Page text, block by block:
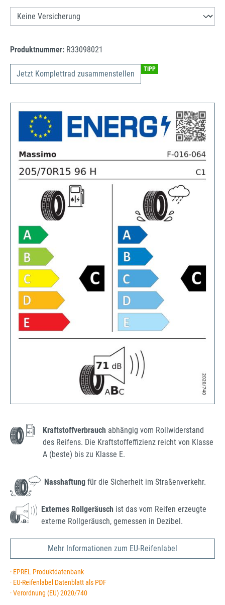
Produktnummer: R33098021
Jetzt Komplettrad zusammenstellen TIPP
Kraftstoffverbrauch abhängig vom Rollwiderstand
des Reifens. Die Kraftstoffeffizienz reicht von Klasse
A (beste) bis zu Klasse E.
Nasshaftung für die Sicherheit im Straßenverkehr.
Externes Rollgeräusch ist das vom Reifen erzeugte
externe Rollgeräusch, gemessen in Dezibel.
Mehr Informationen zum EU-Reifenlabel
· EPREL Produktdatenbank
· EU-Reifenlabel Datenblatt als PDF
· Verordnung (EU) 2020/740